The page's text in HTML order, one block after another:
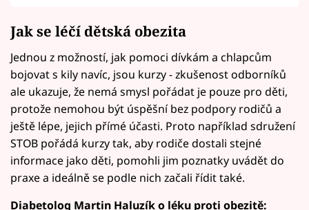
Jak se léčí dětská obezita
Jednou z možností, jak pomoci dívkám a chlapcům
bojovat s kily navíc, jsou kurzy - zkušenost odborníků
ale ukazuje, že nemá smysl pořádat je pouze pro děti,
protože nemohou být úspěšní bez podpory rodičů a
ještě lépe, jejich přímé účasti. Proto například sdružení
STOB pořádá kurzy tak, aby rodiče dostali stejné
informace jako děti, pomohli jim poznatky uvádět do
praxe a ideálně se podle nich začali řídit také.
Diabetolog Martin Haluzík o léku proti obezitě: